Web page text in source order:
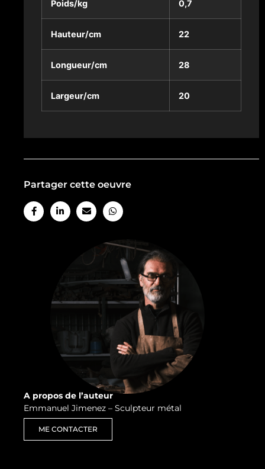
Poids/kg 0,7
Hauteur/cm 22
Longueur/cm 28
Largeur/cm 20
Partager cette oeuvre
A propos de l’auteur
Emmanuel Jimenez – Sculpteur métal
ME CONTACTER